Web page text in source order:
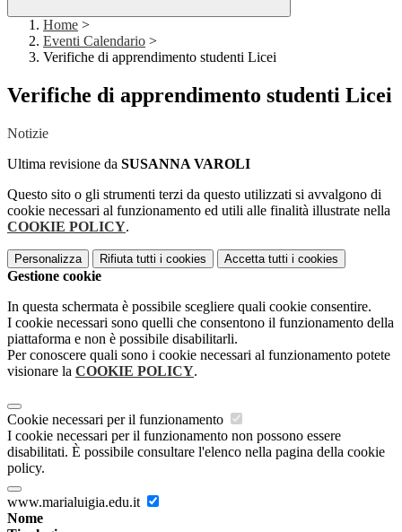
Home >
Eventi Calendario >
Verifiche di apprendimento studenti Licei
Verifiche di apprendimento studenti Licei
Notizie
Ultima revisione da SUSANNA VAROLI
Questo sito o gli strumenti terzi da questo utilizzati si avvalgono di
cookie necessari al funzionamento ed utili alle finalità illustrate nella
COOKIE POLICY.
Personalizza Rifiuta tutti i cookies Accetta tutti i cookies
Gestione cookie
In questa schermata è possibile scegliere quali cookie consentire.
I cookie necessari sono quelli che consentono il funzionamento della
piattaforma e non è possibile disabilitarli.
Per conoscere quali sono i cookie necessari al funzionamento potete
visionare la COOKIE POLICY.
Cookie necessari per il funzionamento
I cookie necessari per il funzionamento non possono essere
disabilitati. È possibile consultare l'elenco nella pagina della cookie
policy.
www.marialuigia.edu.it
Nome